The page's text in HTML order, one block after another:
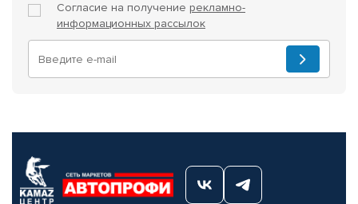
Согласие на получение рекламно-
информационных рассылок